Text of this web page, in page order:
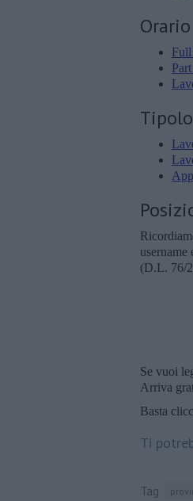
(D.L. 76/
Se vuoi
Arriva
Basta
Ti
Tag